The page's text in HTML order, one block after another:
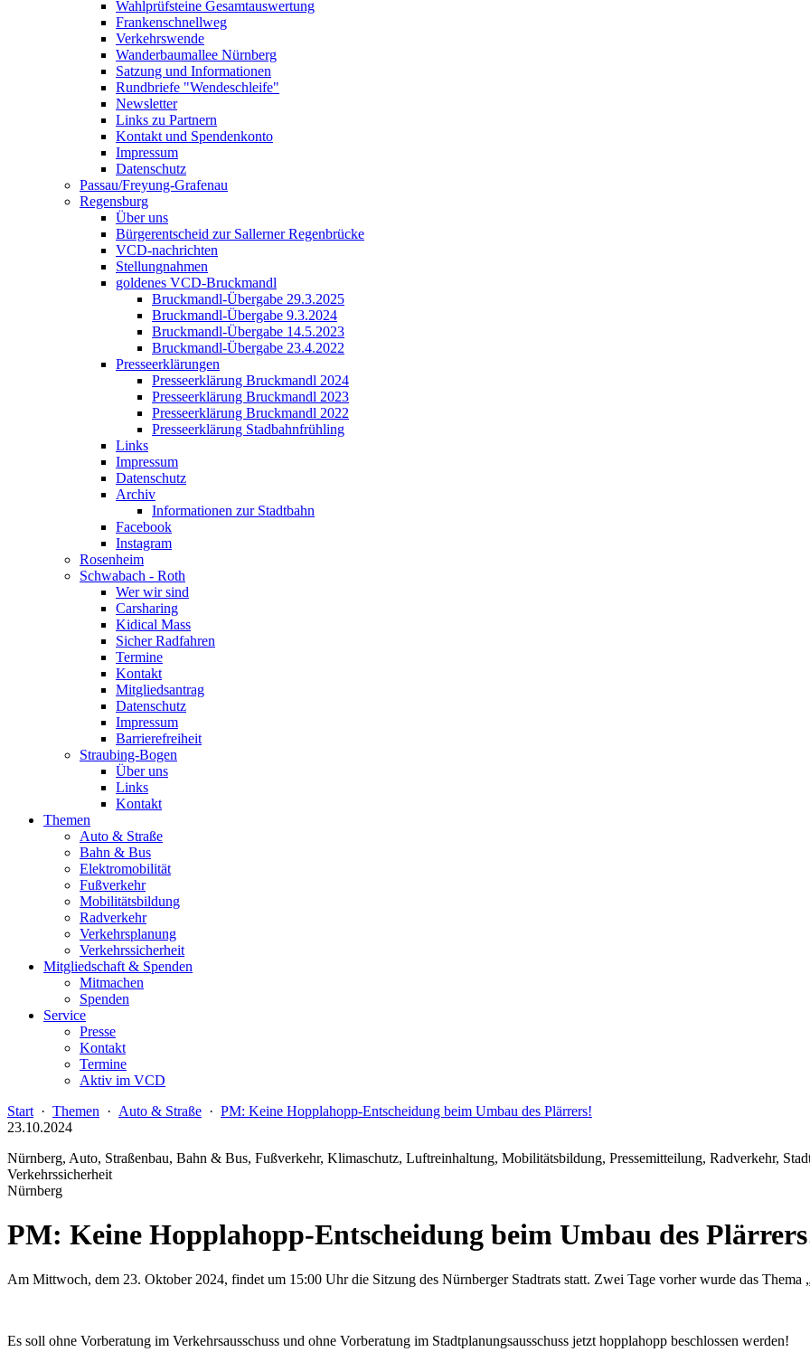
Wahlprüfsteine Gesamtauswertung
Frankenschnellweg
Verkehrswende
Wanderbaumallee Nürnberg
Satzung und Informationen
Rundbriefe "Wendeschleife"
Newsletter
Links zu Partnern
Kontakt und Spendenkonto
Impressum
Datenschutz
Passau/Freyung-Grafenau
Regensburg
Über uns
Bürgerentscheid zur Sallerner Regenbrücke
VCD-nachrichten
Stellungnahmen
goldenes VCD-Bruckmandl
Bruckmandl-Übergabe 29.3.2025
Bruckmandl-Übergabe 9.3.2024
Bruckmandl-Übergabe 14.5.2023
Bruckmandl-Übergabe 23.4.2022
Presseerklärungen
Presseerklärung Bruckmandl 2024
Presseerklärung Bruckmandl 2023
Presseerklärung Bruckmandl 2022
Presseerklärung Stadbahnfrühling
Links
Impressum
Datenschutz
Archiv
Informationen zur Stadtbahn
Facebook
Instagram
Rosenheim
Schwabach - Roth
Wer wir sind
Carsharing
Kidical Mass
Sicher Radfahren
Termine
Kontakt
Mitgliedsantrag
Datenschutz
Impressum
Barrierefreiheit
Straubing-Bogen
Über uns
Links
Kontakt
Themen
Auto & Straße
Bahn & Bus
Elektromobilität
Fußverkehr
Mobilitätsbildung
Radverkehr
Verkehrsplanung
Verkehrssicherheit
Mitgliedschaft & Spenden
Mitmachen
Spenden
Service
Presse
Kontakt
Termine
Aktiv im VCD
Start · Themen · Auto & Straße · PM: Keine Hopplahopp-Entscheidung beim Umbau des Plärrers!
23.10.2024
Nürnberg, Auto, Straßenbau, Bahn & Bus, Fußverkehr, Klimaschutz, Luftreinhaltung, Mobilitätsbildung, Pressemitteilung, Radverkehr,
Verkehrssicherheit
Nürnberg
PM: Keine Hopplahopp-Entscheidung beim Umbau des
Am Mittwoch, dem 23. Oktober 2024, findet um 15:00 Uhr die Sitzung des Nürnberger Stadtrats statt. Zwei Tage vorher wurde das Thema
Es soll ohne Vorberatung im Verkehrsausschuss und ohne Vorberatung im Stadtplanungsausschuss jetzt hopplahopp beschlossen werden!